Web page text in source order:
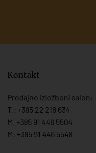
Kontakt
Prodajno izložbeni salon:
T.: +385 22 216 634
M. +385 91 446 5504
M: +385 91 446 5548